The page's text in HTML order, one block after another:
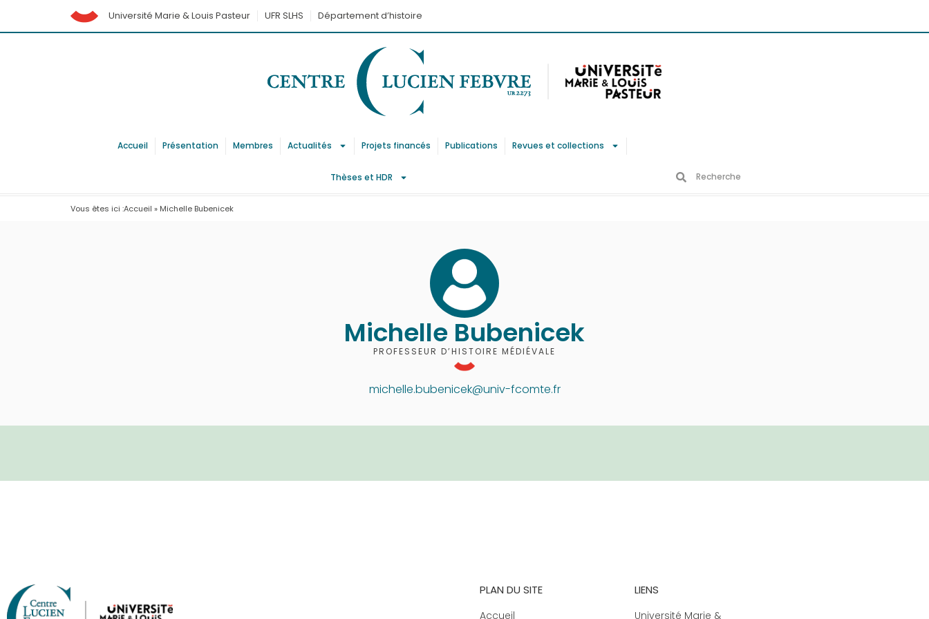
Université Marie & Louis Pasteur UFR SLHS Département d’histoire
Accueil Présentation Membres Actualités Projets financés Publications Revues et collections
Thèses et HDR
Vous êtes ici :Accueil » Michelle Bubenicek
Michelle Bubenicek
PROFESSEUR D’HISTOIRE MÉDIÉVALE
michelle.bubenicek@univ-fcomte.fr
PLAN DU SITE
Accueil
LIENS
Université Marie &